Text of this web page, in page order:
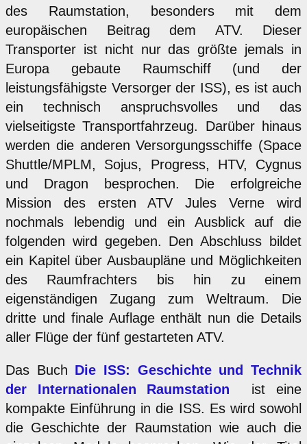
des Raumstation, besonders mit dem
europäischen Beitrag dem ATV. Dieser
Transporter ist nicht nur das größte jemals in
Europa gebaute Raumschiff (und der
leistungsfähigste Versorger der ISS), es ist auch
ein technisch anspruchsvolles und das
vielseitigste Transportfahrzeug. Darüber hinaus
werden die anderen Versorgungsschiffe (Space
Shuttle/MPLM, Sojus, Progress, HTV, Cygnus
und Dragon besprochen. Die erfolgreiche
Mission des ersten ATV Jules Verne wird
nochmals lebendig und ein Ausblick auf die
folgenden wird gegeben. Den Abschluss bildet
ein Kapitel über Ausbaupläne und Möglichkeiten
des Raumfrachters bis hin zu einem
eigenständigen Zugang zum Weltraum. Die
dritte und finale Auflage enthält nun die Details
aller Flüge der fünf gestarteten ATV.
Das Buch Die ISS: Geschichte und Technik
der Internationalen Raumstation
ist eine
kompakte Einführung in die ISS. Es wird sowohl
die Geschichte der Raumstation wie auch die